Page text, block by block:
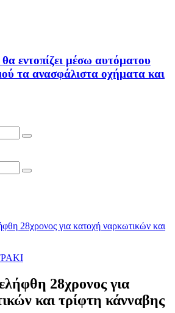
εντοπίζει μέσω αυτόματου
τα ανασφάλιστα οχήματα και
Search
Search
28χρονος για κατοχή ναρκωτικών και
28χρονος για
και τρίφτη κάνναβης